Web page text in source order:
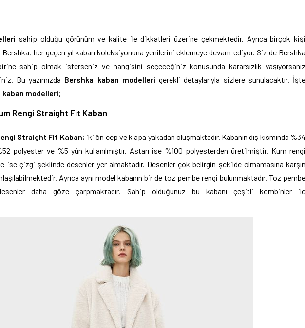
sahip olduğu görünüm ve kalite ile dikkatleri üzerine çekmektedir. Ayrıca birçok
her geçen yıl kaban koleksiyonuna yenilerini eklemeye devam ediyor. Siz de Bershka
sahip olmak isterseniz ve hangisini seçeceğiniz konusunda kararsızlık yaşıyorsanız
Bu yazımızda Bershka kaban modelleri gerekli detaylarıyla sizlere sunulacaktır. İşte
kaban modelleri;
Rengi Straight Fit Kaban
Straight Fit Kaban; iki ön cep ve klapa yakadan oluşmaktadır. Kabanın dış kısmında
polyester ve %5 yün kullanılmıştır. Astarı ise %100 polyesterden üretilmiştir. Kum rengi
ise çizgi şeklinde desenler yer almaktadır. Desenler çok belirgin şekilde olmamasına karşın
Ayrıca aynı model kabanın bir de toz pembe rengi bulunmaktadır. Toz pembe
daha göze çarpmaktadır. Sahip olduğunuz bu kabanı çeşitli kombinler ile